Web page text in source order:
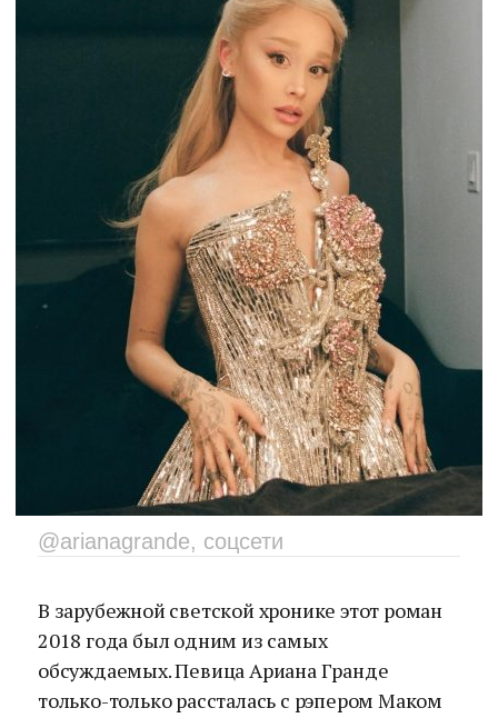
@arianagrande, соцсети
В зарубежной светской хронике этот роман
2018 года был одним из самых
обсуждаемых. Певица Ариана Гранде
только-только рассталась с рэпером Маком